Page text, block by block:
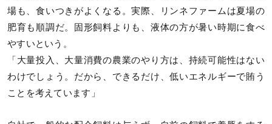
場も、食いつきがよくなる。実際、リンネファームは夏場の
肥育も順調だ。固形飼料よりも、液体の方が暑い時期に食べ
やすいという。
「大量投入、大量消費の農業のやり方は、持続可能性はない
わけでしょう。だから、できるだけ、低いエネルギーで賄う
ことを考えています」